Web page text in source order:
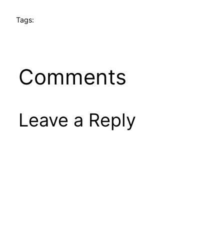
Tags:
Comments
Leave a Reply